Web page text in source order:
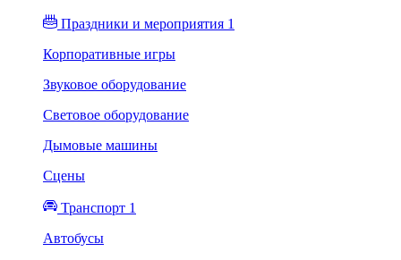
Праздники и мероприятия 1
Корпоративные игры
Звуковое оборудование
Световое оборудование
Дымовые машины
Сцены
Транспорт 1
Автобусы